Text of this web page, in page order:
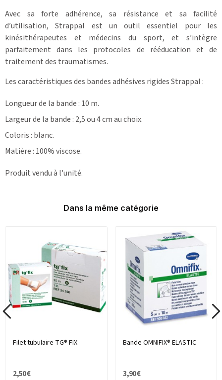
Avec sa forte adhérence, sa résistance et sa facilité
d’utilisation, Strappal est un outil essentiel pour les
kinésithérapeutes et médecins du sport, et s’intègre
parfaitement dans les protocoles de rééducation et de
traitement des traumatismes.
Les caractéristiques des bandes adhésives rigides Strappal :
Longueur de la bande : 10 m.
Largeur de la bande : 2,5 ou 4 cm au choix.
Coloris : blanc.
Matière : 100% viscose.
Produit vendu à l'unité.
Dans la même catégorie
Filet tubulaire TG® FIX
2,50 €
Bande OMNIFIX® ELASTIC
3,90 €